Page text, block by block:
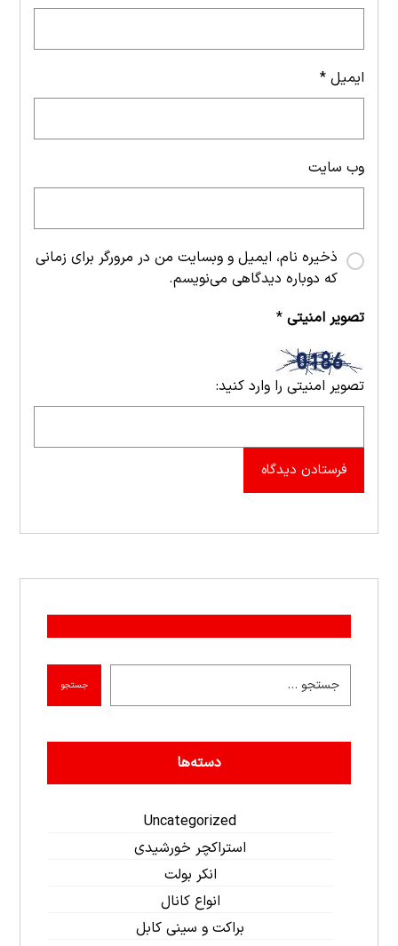
ایمیل*
وب‌ سایت
ذخیره نام، ایمیل و وبسایت من در مرورگر برای زمانی
که دوباره دیدگاهی می‌نویسم.
تصویر امنیتی*
تصویر امنیتی را وارد کنید:
فرستادن دیدگاه
جستجو
دسته‌ها
Uncategorized
استراکچر خورشیدی
انکر بولت
انواع کانال
براکت و سینی کابل